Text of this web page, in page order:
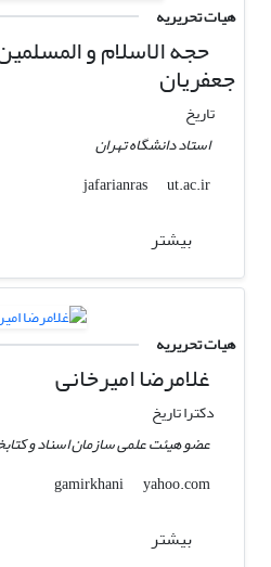
هیات تحریریه
حجه الاسلام و
جعفریان
تاریخ
استاد دانشگاه تهران
jafarianras
ut.ac.ir
بیشتر
هیات تحریریه
غلامرضا امیرخانی
دکترا تاریخ
عضو هیئت علمی سازمان اسناد و
gamirkhani
yahoo.com
بیشتر